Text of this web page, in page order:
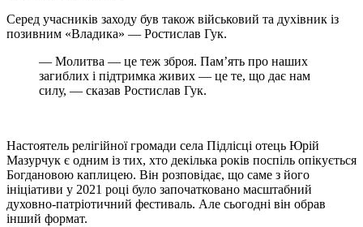
Серед учасників заходу був також військовий та духівник із
позивним «Владика» — Ростислав Гук.
— Молитва — це теж зброя. Пам’ять про наших
загиблих і підтримка живих — це те, що дає нам
силу, — сказав Ростислав Гук.
Настоятель релігійної громади села Підлісці отець Юрій
Мазурчук є одним із тих, хто декілька років поспіль опікується
Богдановою каплицею. Він розповідає, що саме з його
ініціативи у 2021 році було започатковано масштабний
духовно-патріотичний фестиваль. Але сьогодні він обрав
інший формат.